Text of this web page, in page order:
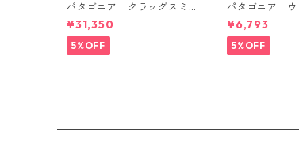
パタゴニア クラッグスミ
ス パック 45L ブラック 480
66 Patagonia Cragsmith
Pack 日本正規品
¥31,350
5%OFF
パタゴニア ウ
キャプリーン・
ルトラ・タン
yno White X-
日本正規品
¥6,793
5%OFF